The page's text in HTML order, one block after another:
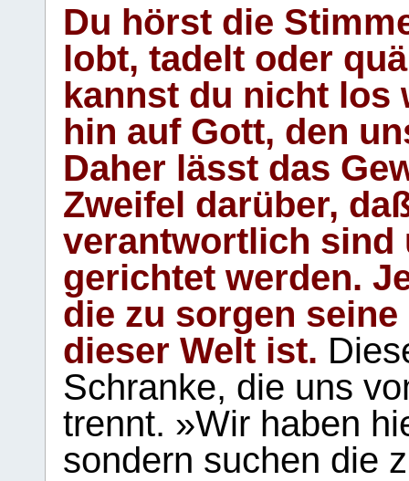
Du hörst die
lobt, tadelt oder
kannst du nicht los
hin auf Gott, den
Daher lässt das
Zweifel darüber,
verantwortlich sind
gerichtet werden.
die zu sorgen
dieser Welt ist.
Schranke, die uns
trennt. »Wir haben
sondern suchen die